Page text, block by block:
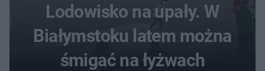
Lodowisko na upały. W
Białymstoku latem można
śmigać na łyżwach